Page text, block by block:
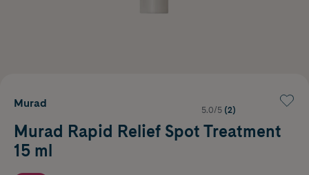
Murad
5.0/5 (2)
Murad Rapid Relief Spot Treatment
15 ml